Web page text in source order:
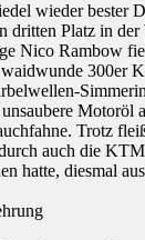
wieder bester
dritten Platz in
Nico Rambow
300er
Motoröl
Trotz
auch die
hatte, diesmal